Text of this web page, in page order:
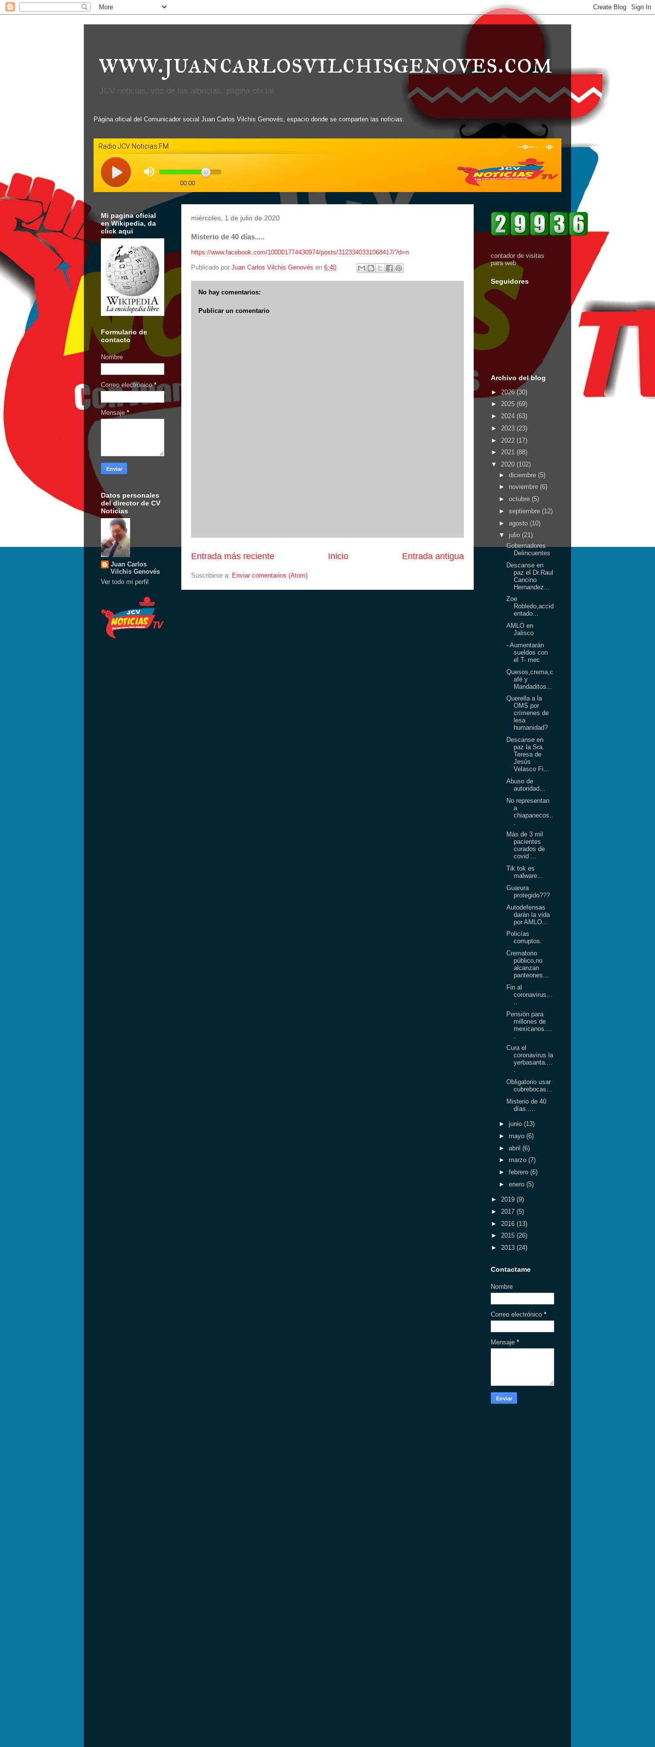
www.juancarlosvilchisgenoves.com
JCV noticias, voz de las albricias. pagina oficial
Página oficial del Comunicador social Juan Carlos Vilchis Genovés, espacio donde se comparten las noticias.
miércoles, 1 de julio de 2020
Misterio de 40 días.....
https://www.facebook.com/100001774430974/posts/3123340331068417/?d=n
Publicado por Juan Carlos Vilchis Genovés en 6:40
No hay comentarios:
Publicar un comentario
Entrada más reciente Entrada antigua
Inicio
Suscribirse a: Enviar comentarios (Atom)
Mi pagina oficial
en Wikipedia, da
click aqui
Formulario de
contacto
Nombre
Correo electrónico*
Mensaje *
Datos personales
del director de CV
Noticias
Juan Carlos
Vilchis Genovés
Ver todo mi perfil
contador de visitas
para web
Seguidores
Archivo del blog
► 2026(30)
► 2025 (69)
► 2024 (63)
► 2023 (23)
► 2022 (17)
► 2021 (88)
▼ 2020 (102)
► diciembre (5)
► noviembre (6)
► octubre (5)
► septiembre (12)
► agosto (10)
▼ julio (21)
Gobernadores
Delincuentes
Descanse en
paz el Dr.Raul
Cancino
Hernandez...
Zoe
Robledo,accid
entado...
AMLO en
Jalisco
- Aumentarán
sueldos con
el T- mec
Quesos,crema,c
afé y
Mandaditos...
Querella a la
OMS por
crímenes de
lesa
humanidad?
Descanse en
paz la Sra.
Teresa de
Jesús
Velasco Fi...
Abuso de
autoridad...
No representan
a
chiapanecos..
Más de 3 mil
pacientes
curados de
covid ...
Tik tok es
malware...
Guarura
protegido???
Autodefensas
darán la vida
por AMLO...
Policías
corruptos.
Crematorio
público,no
alcanzan
panteones...
Fin al
coronavirus...
Pensión para
millones de
mexicanos....
Cura el
coronavirus la
yerbasanta....
.
Obligatorio usar
cubrebocas...
Misterio de 40
días.....
► junio (13)
► mayo (6)
► abril (6)
► marzo (7)
► febrero (6)
► enero (5)
► 2019 (9)
► 2017 (5)
► 2016 (13)
► 2015 (26)
► 2013 (24)
Contactame
Nombre
Correo electrónico *
Mensaje *